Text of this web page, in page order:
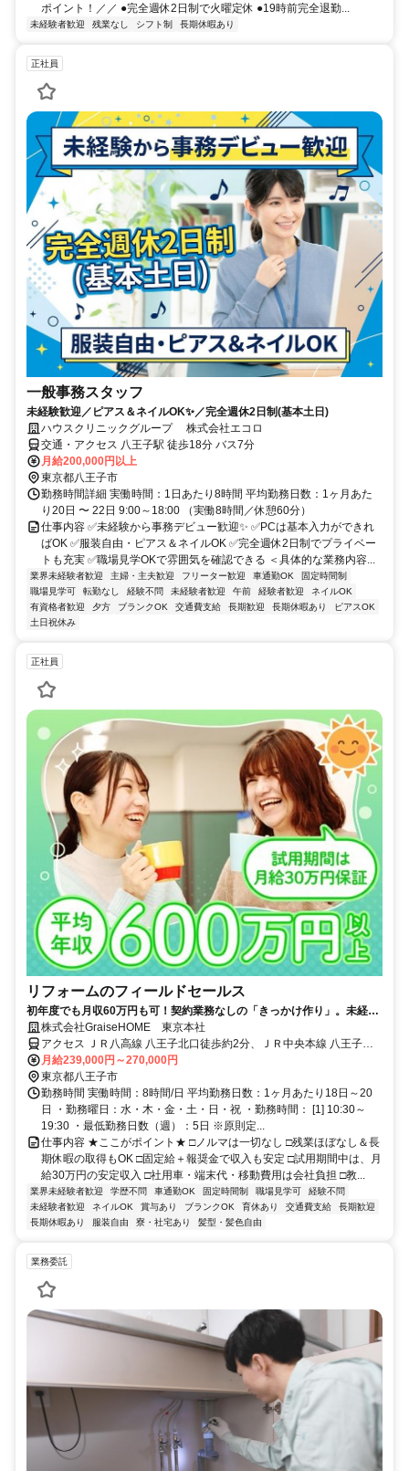
ポイント！／／ ●完全週休2日制で火曜定休 ●19時前完全退勤...
未経験者歓迎 残業なし シフト制 長期休暇あり
正社員
一般事務スタッフ
未経験歓迎／ピアス＆ネイルOK✨／完全週休2日制(基本土日)
ハウスクリニックグループ 株式会社エコロ
交通・アクセス 八王子駅 徒歩18分 バス7分
月給200,000円以上
東京都八王子市
勤務時間詳細 実働時間：1日あたり8時間 平均勤務日数：1ヶ月あた
り20日 〜 22日 9:00～18:00 （実働8時間／休憩60分）
仕事内容 ✅未経験から事務デビュー歓迎✨ ✅PCは基本入力ができれ
ばOK ✅服装自由・ピアス＆ネイルOK ✅完全週休2日制でプライベー
トも充実 ✅職場見学OKで雰囲気を確認できる ＜具体的な業務内容...
業界未経験者歓迎 主婦・主夫歓迎 フリーター歓迎 車通勤OK
固定時間制
職場見学可
転勤なし 経験不問 未経験者歓迎 午前 経験者歓迎
ネイルOK
有資格者歓迎
夕方 ブランクOK 交通費支給 長期歓迎 長期休暇あり
ピアスOK
土日祝休み
正社員
リフォームのフィールドセールス
初年度でも月収60万円も可！契約業務なしの「きっかけ作り」。未経験
でも安心の高収入◎試用期間中は月給30万円！
株式会社GraiseHOME 東京本社
アクセス ＪＲ八高線 八王子北口徒歩約2分、ＪＲ中央本線 八王子北
口徒歩約2分、ＪＲ横浜線/ＪＲ根岸線 八王子北口徒歩約2分 八王子駅
より徒歩2分
月給239,000円～270,000円
東京都八王子市
勤務時間 実働時間：8時間/日 平均勤務日数：1ヶ月あたり18日～20
日 ・勤務曜日：水・木・金・土・日・祝 ・勤務時間： [1] 10:30～
19:30 ・最低勤務日数（週）：5日 ※原則定...
仕事内容 ★ここがポイント★ □ノルマは一切なし □残業ほぼなし＆長
期休暇の取得もOK □固定給＋報奨金で収入も安定 □試用期間中は、月
給30万円の安定収入 □社用車・端末代・移動費用は会社負担 □教...
業界未経験者歓迎 学歴不問 車通勤OK 固定時間制 職場見学可
経験不問
未経験者歓迎
ネイルOK 賞与あり ブランクOK 育休あり 交通費支給
長期歓迎
長期休暇あり
服装自由 寮・社宅あり 髪型・髪色自由
業務委託